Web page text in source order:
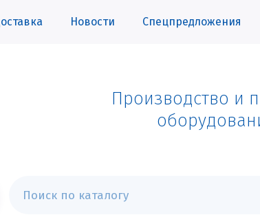
Новости Спецпредложения
Производство и